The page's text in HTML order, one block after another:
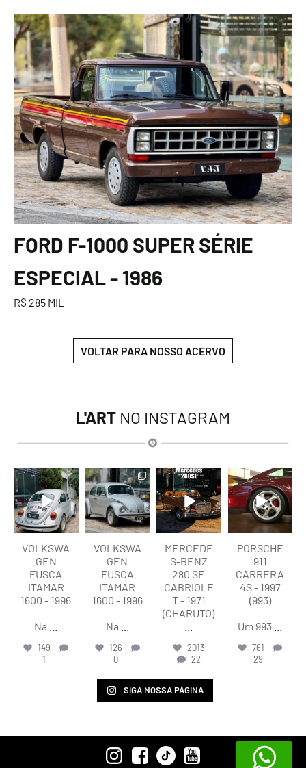
FORD F-1000 SUPER SÉRIE
ESPECIAL - 1986
R$ 285 MIL
VOLTAR PARA NOSSO ACERVO
L'ART NO INSTAGRAM
lart.br
Ago 6
VOLKSWA
GEN
FUSCA
ITAMAR
1600 - 1996
Na
149
1
lart.br
Ago 6
VOLKSWA
GEN
FUSCA
ITAMAR
1600 - 1996
Na
126
0
lart.br
Ago 5
MERCEDE
S-BENZ
280 SE
CABRIOLE
T - 1971
(CHARUTO)
2013
22
lart.br
Ago 5
PORSCHE
911
CARRERA
4S - 1997
(993)
Um 993
761
29
SIGA NOSSA PÁGINA